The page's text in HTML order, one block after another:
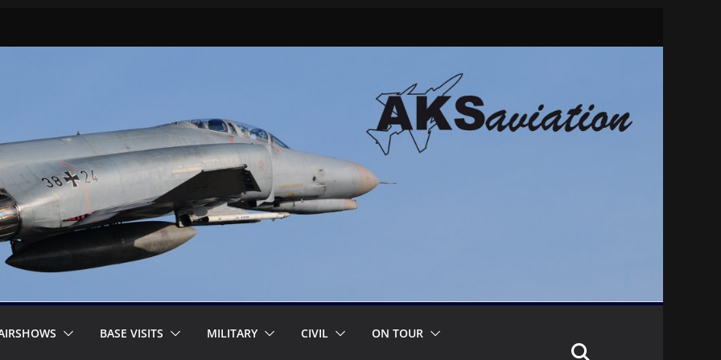
BASE VISITS MILITARY CIVIL ON TOUR